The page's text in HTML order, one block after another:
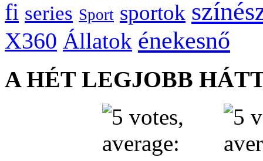
fi series Sport sportok
X360 Állatok énekesnő
A HÉT LEGJOBB